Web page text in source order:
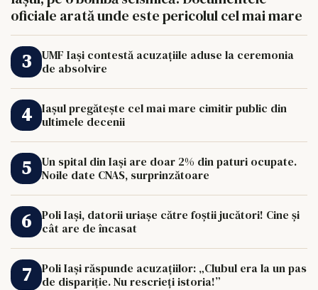
oficiale arată unde este pericolul cel mai mare
UMF Iași contestă acuzațiile aduse la ceremonia
de absolvire
Iașul pregătește cel mai mare cimitir public din
ultimele decenii
Un spital din Iași are doar 2% din paturi ocupate.
Noile date CNAS, surprinzătoare
Poli Iași, datorii uriașe către foștii jucători! Cine și
cât are de încasat
Poli Iași răspunde acuzațiilor: „Clubul era la un pas
de dispariție. Nu rescrieți istoria!”